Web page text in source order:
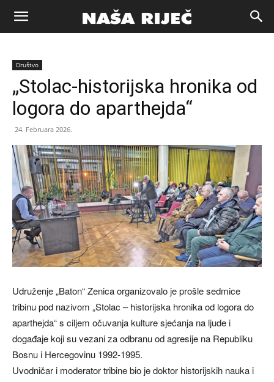
Naša
riječ
Društvo
„Stolac-historijska hronika od
logora do aparthejda“
24. Februara 2026.
Udruženje „Baton“ Zenica organizovalo je prošle sedmice
tribinu pod nazivom „Stolac – historijska hronika od logora do
aparthejda“ s ciljem očuvanja kulture sjećanja na ljude i
događaje koji su vezani za odbranu od agresije na Republiku
Bosnu i Hercegovinu 1992-1995.
Uvodničar i moderator tribine bio je doktor historijskih nauka i